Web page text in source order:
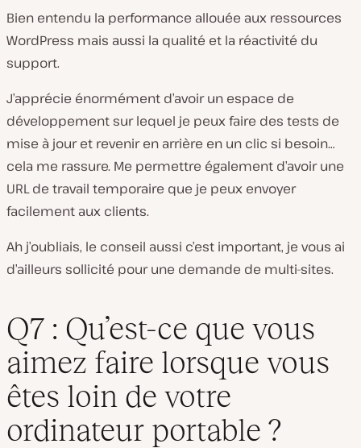
Bien entendu la performance allouée aux ressources
WordPress mais aussi la qualité et la réactivité du
support.
J’apprécie énormément d’avoir un espace de
développement sur lequel je peux faire des tests de
mise à jour et revenir en arrière en un clic si besoin…
cela me rassure. Me permettre également d’avoir une
URL de travail temporaire que je peux envoyer
facilement aux clients.
Ah j’oubliais, le conseil aussi c’est important, je vous ai
d’ailleurs sollicité pour une demande de multi-sites.
Q7 : Qu’est-ce que vous
aimez faire lorsque vous
êtes loin de votre
ordinateur portable ?